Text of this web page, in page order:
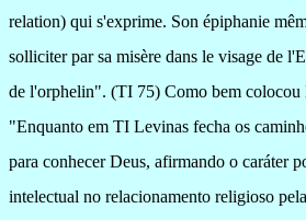
relation) qui s'exprime. Son épiphanie
solliciter par sa misère dans le visage de
de l'orphelin". (TI 75) Como bem
"Enquanto em TI Levinas fecha os
para conhecer Deus, afirmando o caráter
intelectual no relacionamento religioso